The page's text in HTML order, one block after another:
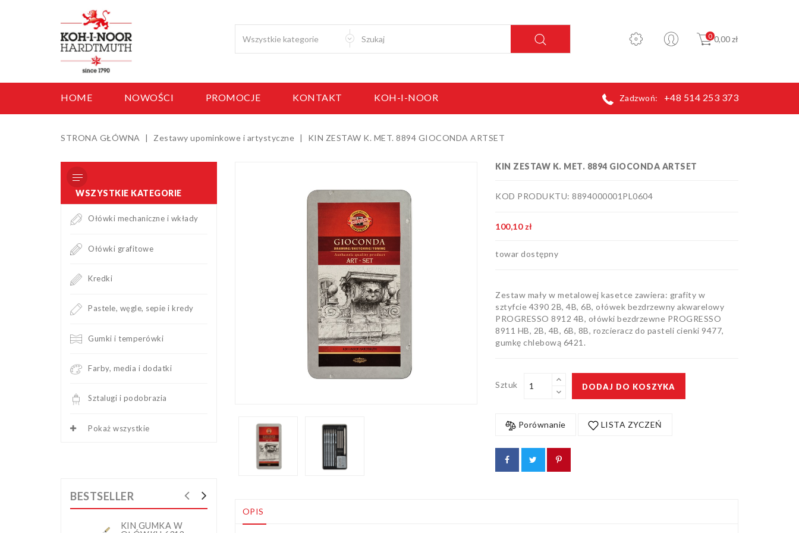
0 0,00 zł
HOME NOWOŚCI PROMOCJE KONTAKT KOH-I-NOOR Zadzwoń: +48 514 253 373
STRONA GŁÓWNA Zestawy upominkowe i artystyczne KIN ZESTAW K. MET. 8894 GIOCONDA ARTSET
WSZYSTKIE KATEGORIE
Ołówki mechaniczne i wkłady
Ołówki grafitowe
Kredki
Pastele, węgle, sepie i kredy
Gumki i temperówki
Farby, media i dodatki
Sztalugi i podobrazia
Pokaż wszystkie
BESTSELLER
KIN GUMKA W
KIN OŁÓWEK
KIN ZESTAW K. MET. 8894 GIOCONDA ARTSET
KOD PRODUKTU: 8894000001PL0604
100,10 zł
towar dostępny
Zestaw mały w metalowej kasetce zawiera: grafity w
sztyfcie 4390 2B, 4B, 6B, ołówek bezdrzewny akwarelowy
PROGRESSO 8912 4B, ołówki bezdrzewne PROGRESSO
8911 HB, 2B, 4B, 6B, 8B, rozcieracz do pasteli cienki 9477,
gumkę chlebową 6421.
Sztuk DODAJ DO KOSZYKA
Porównanie LISTA ZYCZEŃ
OPIS